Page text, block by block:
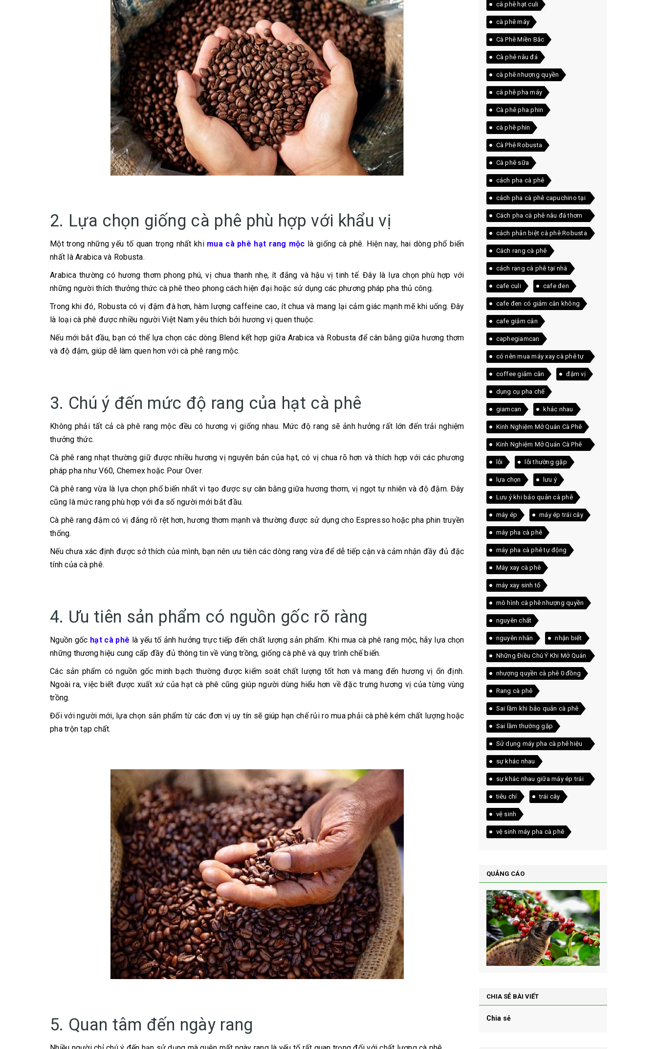
2. Lựa chọn giống cà phê phù hợp với khẩu vị
Một trong những yếu tố quan trọng nhất khi mua cà phê hạt rang mộc là giống cà phê. Hiện nay, hai dòng phổ biến
nhất là Arabica và Robusta.
Arabica thường có hương thơm phong phú, vị chua thanh nhẹ, ít đắng và hậu vị tinh tế. Đây là lựa chọn phù hợp với
những người thích thưởng thức cà phê theo phong cách hiện đại hoặc sử dụng các phương pháp pha thủ công.
Trong khi đó, Robusta có vị đậm đà hơn, hàm lượng caffeine cao, ít chua và mang lại cảm giác mạnh mẽ khi uống. Đây
là loại cà phê được nhiều người Việt Nam yêu thích bởi hương vị quen thuộc.
Nếu mới bắt đầu, bạn có thể lựa chọn các dòng Blend kết hợp giữa Arabica và Robusta để cân bằng giữa hương thơm
và độ đậm, giúp dễ làm quen hơn với cà phê rang mộc.
3. Chú ý đến mức độ rang của hạt cà phê
Không phải tất cả cà phê rang mộc đều có hương vị giống nhau. Mức độ rang sẽ ảnh hưởng rất lớn đến trải nghiệm
thưởng thức.
Cà phê rang nhạt thường giữ được nhiều hương vị nguyên bản của hạt, có vị chua rõ hơn và thích hợp với các phương
pháp pha như V60, Chemex hoặc Pour Over.
Cà phê rang vừa là lựa chọn phổ biến nhất vì tạo được sự cân bằng giữa hương thơm, vị ngọt tự nhiên và độ đậm. Đây
cũng là mức rang phù hợp với đa số người mới bắt đầu.
Cà phê rang đậm có vị đắng rõ rệt hơn, hương thơm mạnh và thường được sử dụng cho Espresso hoặc pha phin truyền
thống.
Nếu chưa xác định được sở thích của mình, bạn nên ưu tiên các dòng rang vừa để dễ tiếp cận và cảm nhận đầy đủ đặc
tính của cà phê.
4. Ưu tiên sản phẩm có nguồn gốc rõ ràng
Nguồn gốc hạt cà phê là yếu tố ảnh hưởng trực tiếp đến chất lượng sản phẩm. Khi mua cà phê rang mộc, hãy lựa chọn
những thương hiệu cung cấp đầy đủ thông tin về vùng trồng, giống cà phê và quy trình chế biến.
Các sản phẩm có nguồn gốc minh bạch thường được kiểm soát chất lượng tốt hơn và mang đến hương vị ổn định.
Ngoài ra, việc biết được xuất xứ của hạt cà phê cũng giúp người dùng hiểu hơn về đặc trưng hương vị của từng vùng
trồng.
Đối với người mới, lựa chọn sản phẩm từ các đơn vị uy tín sẽ giúp hạn chế rủi ro mua phải cà phê kém chất lượng hoặc
pha trộn tạp chất.
5. Quan tâm đến ngày rang
cà phê hạt culi
cà phê máy
Cà Phê Miền Bắc
Cà phê nâu đá
cà phê nhượng quyền
cà phê pha máy
Cà phê pha phin
cà phê phin
Cà Phê Robusta
Cà phê sữa
cách pha cà phê
cách pha cà phê capuchino tại
nhà
Cách pha cà phê nâu đá thơm
ngon ngay tại nhà
cách phân biệt cà phê Robusta
và Arabica
Cách rang cà phê
cách rang cà phê tại nhà
cafe culi cafe đen
cafe đen có giảm cân không
cafe giảm cân
caphegiamcan
có nên mua máy xay cà phê tự
động
coffee giảm cân đậm vị
dụng cụ pha chế
giamcan khác nhau
Kinh Nghiệm Mở Quán Cà Phê
Kinh Nghiệm Mở Quán Cà Phê
Thực Tế
lỗi lỗi thường gặp
lựa chọn lưu ý
Lưu ý khi bảo quản cà phê
máy ép máy ép trái cây
máy pha cà phê
máy pha cà phê tự động
Máy xay cà phê
máy xay sinh tố
mô hình cà phê nhượng quyền
nguyên chất
nguyên nhân nhận biết
Những Điều Chú Ý Khi Mở Quán
Cà Phê
nhượng quyền cà phê 0 đồng
Rang cà phê
Sai lầm khi bảo quản cà phê
Sai lầm thường gặp
Sử dụng máy pha cà phê hiệu
quả
sự khác nhau
sự khác nhau giữa máy ép trái
cây và máy xay sinh tố
tiêu chí trái cây
vệ sinh
vệ sinh máy pha cà phê
QUẢNG CÁO
CHIA SẺ BÀI VIẾT
Chia sẻ